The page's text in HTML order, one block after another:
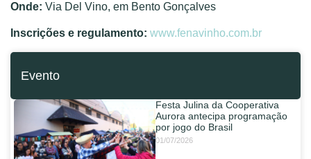
Onde: Via Del Vino, em Bento Gonçalves
Inscrições e regulamento: www.fenavinho.com.br
Evento
Festa Julina da Cooperativa
Aurora antecipa programação
por jogo do Brasil
01/07/2026